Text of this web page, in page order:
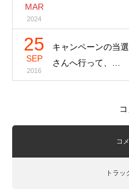
MAR
2024
25
SEP
2016
キャンペーンの当
さんへ行って、…
コ
トラッ